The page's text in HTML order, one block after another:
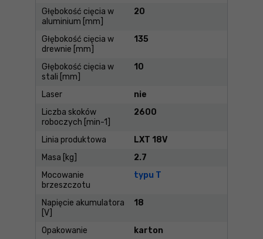
Głębokość cięcia w
aluminium [mm]
20
Głębokość cięcia w
drewnie [mm]
135
Głębokość cięcia w
stali [mm]
10
Laser
nie
Liczba skoków
roboczych [min-1]
2600
Linia produktowa
LXT 18V
Masa [kg]
2.7
Mocowanie
brzeszczotu
typu T
Napięcie akumulatora
[V]
18
Opakowanie
karton